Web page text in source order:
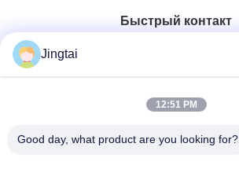
Быстрый контакт
0086-755-27491128
Электронная Почта
Jingtai
12:51 PM
Good day, what product are you looking for?